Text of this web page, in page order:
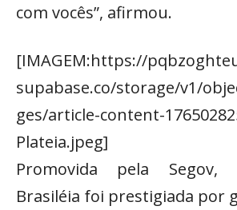
com vocês”, afirmou.
[IMAGEM:https://
supabase.co/storage/v1/
ges/article-content-
Plateia.jpeg]
Promovida pela Segov,
Brasiléia foi prestigiada por